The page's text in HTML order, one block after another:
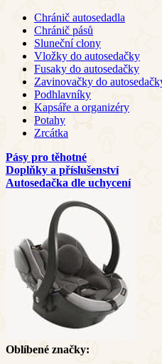
Chránič autosedadla
Chránič pásů
Sluneční clony
Vložky do autosedačky
Fusaky do autosedačky
Zavinovačky do
Podhlavníky
Kapsáře a organizéry
Potahy
Zrcátka
Pásy pro těhotné
Doplňky a příslušenství
Autosedačka dle uchycení
Oblíbené značky: